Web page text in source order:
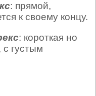
: прямой,
к своему концу.
: короткая но
густым